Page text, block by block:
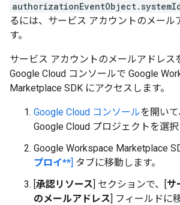
るには、サービス アカウントのメール
す。
サービス アカウントのメールアドレス
Google Cloud コンソールで Google
Marketplace SDK にアクセスします。
Google Cloud コンソールを開い
Google Cloud プロジェクトを選択
Google Workspace Marketplace
プロイ**] タブに移動します。
[承認リソース] セクションで、[サ
のメールアドレス] フィールドに